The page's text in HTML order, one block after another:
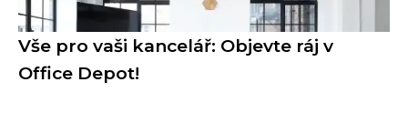
Vše pro vaši kancelář: Objevte ráj v
Office Depot!